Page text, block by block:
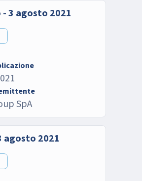
- 3 agosto 2021
SpA
agosto 2021